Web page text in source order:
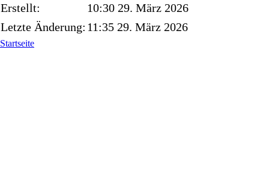
Erstellt:
10:30 29. März 2026
Letzte Änderung: 11:35 29. März 2026
Startseite